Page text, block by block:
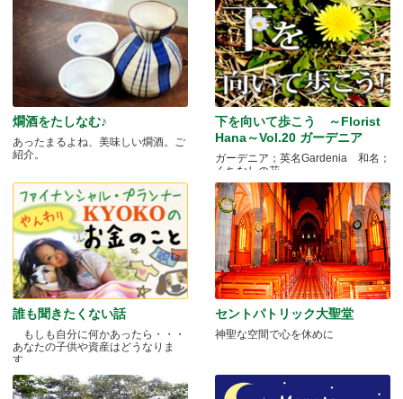
燗酒をたしなむ♪
あったまるよね、美味しい燗酒。ご
紹介。
下を向いて歩こう ～Florist
Hana～Vol.20 ガーデニア
ガーデニア；英名Gardenia 和名；
くちなしの花 .....
誰も聞きたくない話
もしも自分に何かあったら・・・
あなたの子供や資産はどうなりま
す.....
セントパトリック大聖堂
神聖な空間で心を休めに